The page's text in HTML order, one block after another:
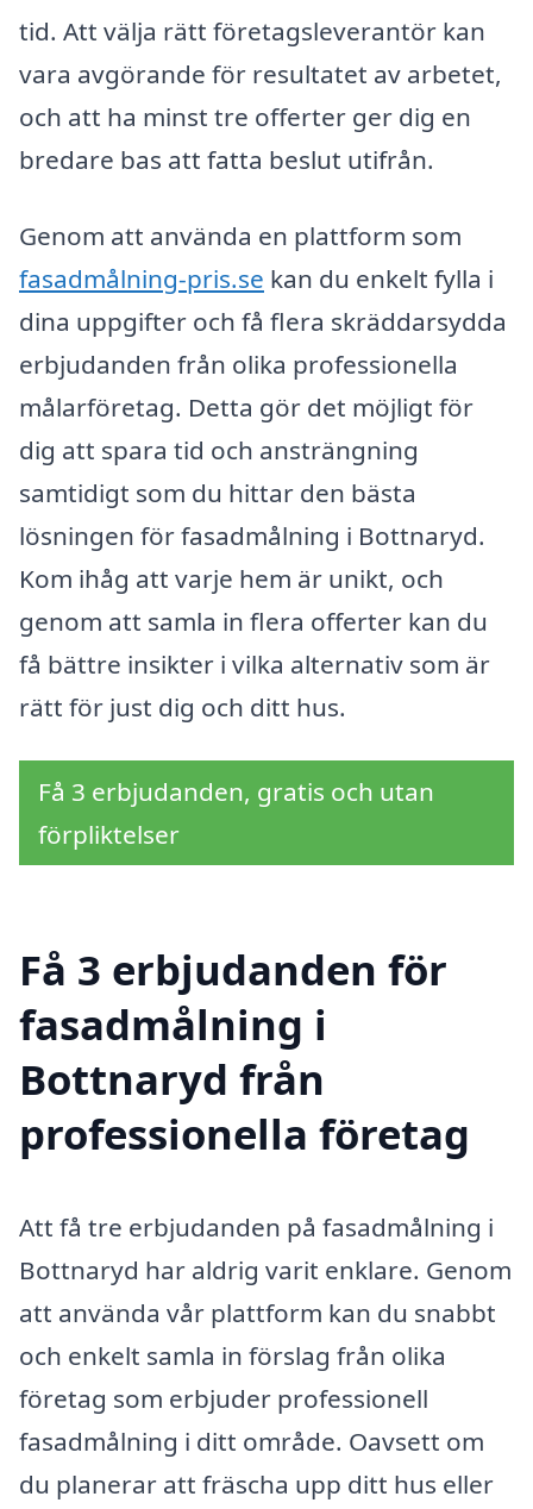
tid. Att välja rätt företagsleverantör kan
vara avgörande för resultatet av arbetet,
och att ha minst tre offerter ger dig en
bredare bas att fatta beslut utifrån.
Genom att använda en plattform som
fasadmålning-pris.se kan du enkelt fylla i
dina uppgifter och få flera skräddarsydda
erbjudanden från olika professionella
målarföretag. Detta gör det möjligt för
dig att spara tid och ansträngning
samtidigt som du hittar den bästa
lösningen för fasadmålning i Bottnaryd.
Kom ihåg att varje hem är unikt, och
genom att samla in flera offerter kan du
få bättre insikter i vilka alternativ som är
rätt för just dig och ditt hus.
Få 3 erbjudanden, gratis och utan
förpliktelser
Få 3 erbjudanden för
fasadmålning i
Bottnaryd från
professionella företag
Att få tre erbjudanden på fasadmålning i
Bottnaryd har aldrig varit enklare. Genom
att använda vår plattform kan du snabbt
och enkelt samla in förslag från olika
företag som erbjuder professionell
fasadmålning i ditt område. Oavsett om
du planerar att fräscha upp ditt hus eller